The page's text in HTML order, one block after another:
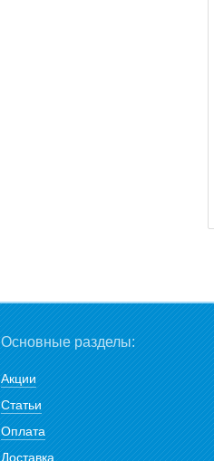
Основные разделы:
Акции
Статьи
Оплата
Доставка